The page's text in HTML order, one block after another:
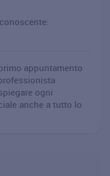
appuntamento
ogni
anche a tutto lo